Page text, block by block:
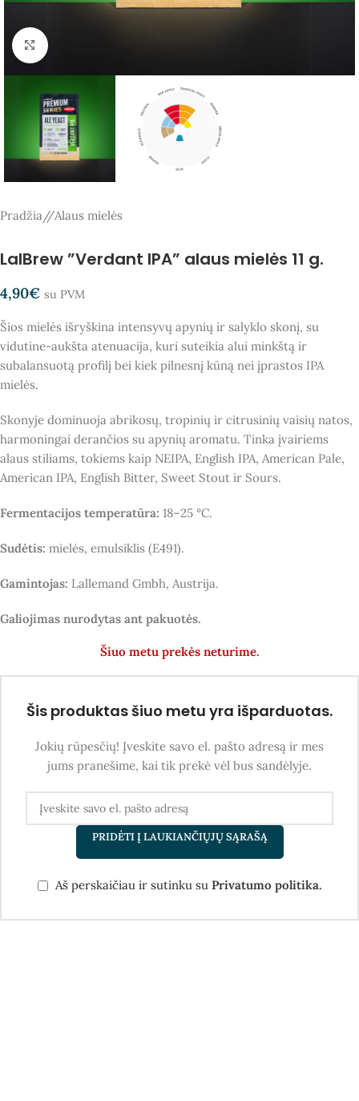
Spauskite, kad padidintumėte
Pradžia/ Alaus mielės
LalBrew ”Verdant IPA” alaus mielės 11 g.
4,90€ su PVM
Šios mielės išryškina intensyvų apynių ir salyklo skonį, su
vidutine-aukšta atenuacija, kuri suteikia alui minkštą ir
subalansuotą profilį bei kiek pilnesnį kūną nei įprastos IPA
mielės.
Skonyje dominuoja abrikosų, tropinių ir citrusinių vaisių natos,
harmoningai derančios su apynių aromatu. Tinka įvairiems
alaus stiliams, tokiems kaip NEIPA, English IPA, American Pale,
American IPA, English Bitter, Sweet Stout ir Sours.
Fermentacijos temperatūra: 18–25 °C.
Sudėtis: mielės, emulsiklis (E491).
Gamintojas: Lallemand Gmbh, Austrija.
Galiojimas nurodytas ant pakuotės.
Šiuo metu prekės neturime.
Šis produktas šiuo metu yra išparduotas.
Jokių rūpesčių! Įveskite savo el. pašto adresą ir mes
jums pranešime, kai tik prekė vėl bus sandėlyje.
PRIDĖTI Į LAUKIANČIŲJŲ SĄRAŠĄ
Aš perskaičiau ir sutinku su Privatumo politika.